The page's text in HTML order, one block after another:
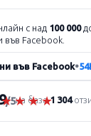
с над 100 000
Facebook.
във Facebook•
4.9
/5на база1 304